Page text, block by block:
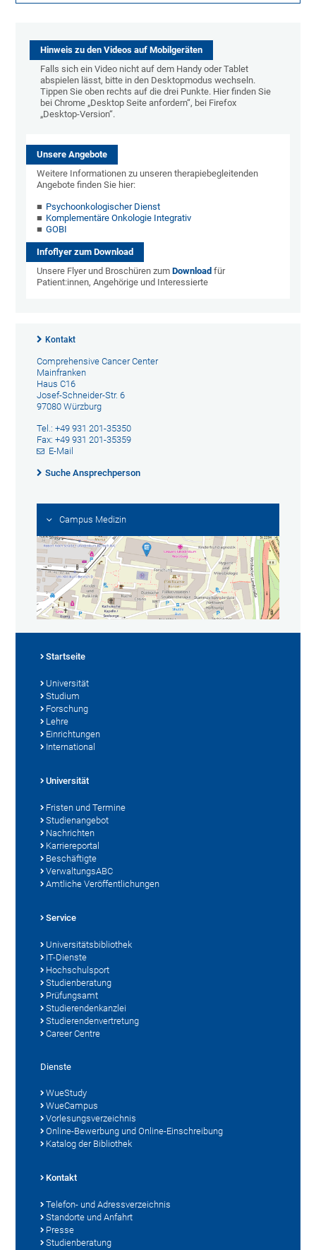
Hinweis zu den Videos auf Mobilgeräten
Falls sich ein Video nicht auf dem Handy oder Tablet
abspielen lässt, bitte in den Desktopmodus wechseln.
Tippen Sie oben rechts auf die drei Punkte. Hier finden Sie
bei Chrome „Desktop Seite anfordern“, bei Firefox
„Desktop-Version“.
Unsere Angebote
Weitere Informationen zu unseren therapiebegleitenden
Angebote finden Sie hier:
Psychoonkologischer Dienst
Komplementäre Onkologie Integrativ
GOBI
Infoflyer zum Download
Unsere Flyer und Broschüren zumDownload für
Patient:innen, Angehörige und Interessierte
Kontakt
Comprehensive Cancer Center
Mainfranken
Haus C16
Josef-Schneider-Str. 6
97080 Würzburg
Tel.: +49 931 201-35350
Fax: +49 931 201-35359
E-Mail
Suche Ansprechperson
Campus Medizin
Startseite
Universität
Studium
Forschung
Lehre
Einrichtungen
International
Universität
Fristen und Termine
Studienangebot
Nachrichten
Karriereportal
Beschäftigte
VerwaltungsABC
Amtliche Veröffentlichungen
Service
Universitätsbibliothek
IT-Dienste
Hochschulsport
Studienberatung
Prüfungsamt
Studierendenkanzlei
Studierendenvertretung
Career Centre
Dienste
WueStudy
WueCampus
Vorlesungsverzeichnis
Online-Bewerbung und Online-Einschreibung
Katalog der Bibliothek
Kontakt
Telefon- und Adressverzeichnis
Standorte und Anfahrt
Presse
Studienberatung